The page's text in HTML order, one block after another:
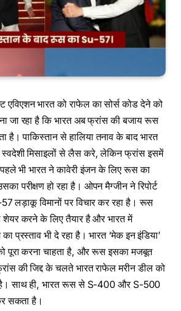
एविएशन भारत को राफेल का सोर्स कोड देने को
जा रहा है कि भारत अब फ्रांस की बजाय रूस
पाकिस्तान से हालिया तनाव के बाद भारत
स्वदेशी मिसाइलों से लैस करे, लेकिन फ्रांस इसमें
भी भारत ने कावेरी इंजन के लिए रूस का
परीक्षण हो रहा है। ओपन मैग्जीन ने रिपोर्ट
लड़ाकू विमानों पर विचार कर रहा है। रूस
शेयर करने के लिए तैयार है और भारत में
प्रस्ताव भी दे रहा है। भारत ‘मेक इन इंडिया’
पूरा करना चाहता है, और रूस इसका मजबूत
की जिद्द के चलते भारत राफेल मरीन डील को
साथ ही, भारत रूस से S-400 और S-500
सकता है।